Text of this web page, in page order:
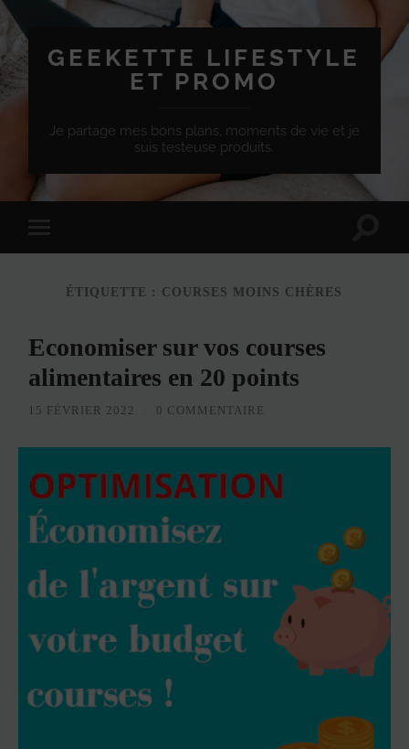
GEEKETTE LIFESTYLE
ET PROMO
Je partage mes bons plans, moments de vie et je
suis testeuse produits.
à
version
mobileÉTIQUETTE : COURSES MOINS CHÈRES
Economiser sur vos courses
alimentaires en 20 points
15 FÉVRIER 2022 0 COMMENTAIRE